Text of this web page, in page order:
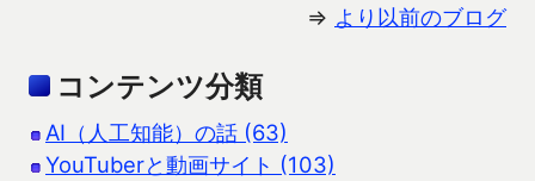
⇒ より以前のブログ
コンテンツ分類
AI（人工知能）の話 (63)
YouTuberと動画サイト (103)